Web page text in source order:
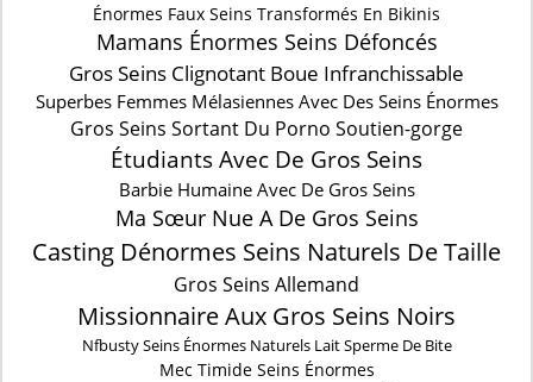
Énormes Faux Seins Transformés En Bikinis
Mamans Énormes Seins Défoncés
Gros Seins Clignotant Boue Infranchissable
Superbes Femmes Mélasiennes Avec Des Seins Énormes
Gros Seins Sortant Du Porno Soutien-gorge
Étudiants Avec De Gros Seins
Barbie Humaine Avec De Gros Seins
Ma Sœur Nue A De Gros Seins
Casting Dénormes Seins Naturels De Taille
Gros Seins Allemand
Missionnaire Aux Gros Seins Noirs
Nfbusty Seins Énormes Naturels Lait Sperme De Bite
Mec Timide Seins Énormes